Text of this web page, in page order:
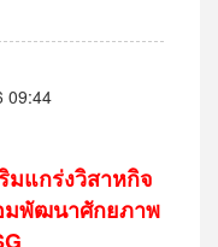
09:44
มแกร่งวิสาหกิจ
มพัฒนาศักยภาพ